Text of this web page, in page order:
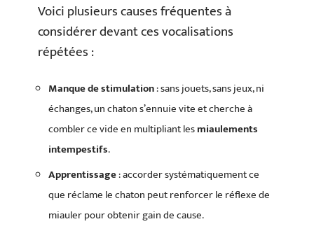
Voici plusieurs causes fréquentes à
considérer devant ces vocalisations
répétées :
Manque de stimulation: sans jouets, sans jeux, ni
échanges, un chaton s’ennuie vite et cherche à
combler ce vide en multipliant lesmiaulements
intempestifs.
Apprentissage: accorder systématiquement ce
que réclame le chaton peut renforcer le réflexe de
miauler pour obtenir gain de cause.